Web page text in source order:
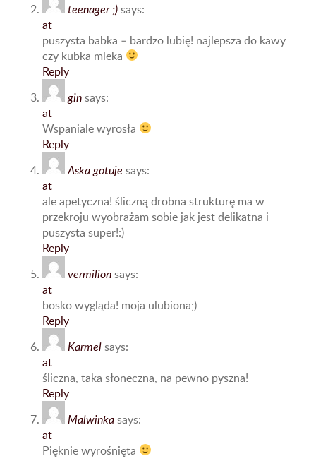
teenager ;)says:
at
puszysta babka – bardzo lubię! najlepsza do kawy
czy kubka mleka
Reply
ginsays:
at
Wspaniale wyrosła
Reply
Aska gotuje says:
at
ale apetyczna! śliczną drobna strukturę ma w
przekroju wyobrażam sobie jak jest delikatna i
puszysta super!:)
Reply
vermilionsays:
at
bosko wygląda! moja ulubiona;)
Reply
Karmelsays:
at
śliczna, taka słoneczna, na pewno pyszna!
Reply
Malwinkasays:
at
Pięknie wyrośnięta